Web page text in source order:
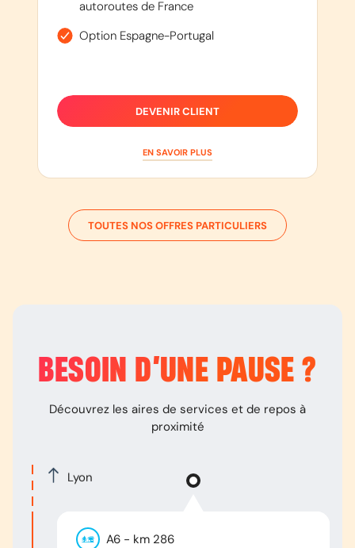
autoroutes de France
Option Espagne-Portugal
DEVENIR CLIENT
EN SAVOIR PLUS
TOUTES NOS OFFRES PARTICULIERS
BESOIN D’UNE PAUSE ?
Découvrez les aires de services et de repos à
proximité
Lyon
A6 - km 286